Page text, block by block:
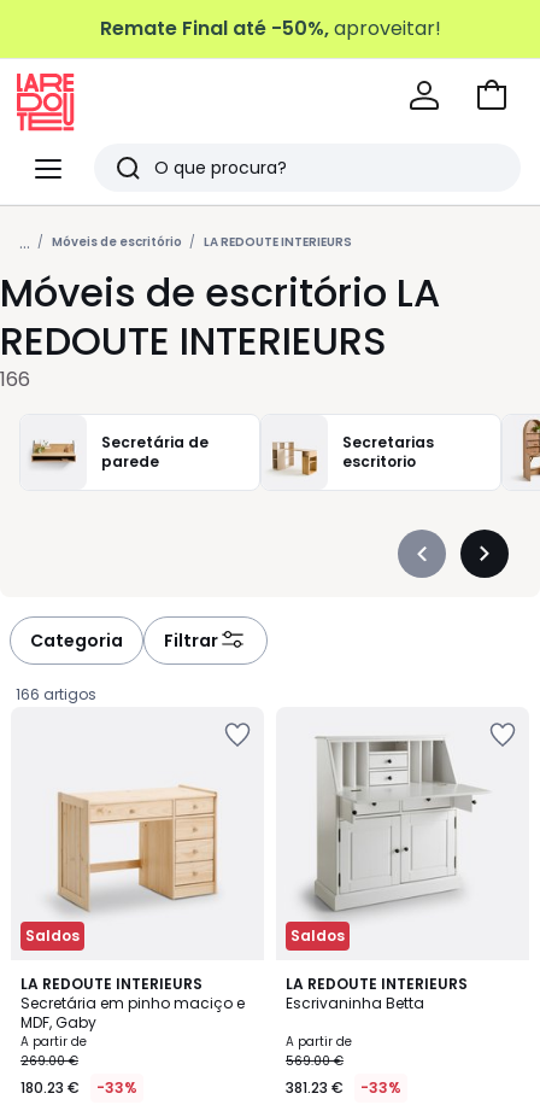
Remate Final até -50%,aproveitar!
Menu
Redoute
Pesquisar
Últimos
artigos
vistos
Ir
... Móveis de escritório LA REDOUTE INTERIEURS
Móveis de escritório LA
REDOUTE INTERIEURS
166
Secretária de
parede
Secretarias
escritorio
Précédent
Categoria Filtrar
166 artigos
Saldos
LA REDOUTE INTERIEURS
Secretária em pinho maciço e
MDF, Gaby
Preço
a
partir
A partir de
269.00 €
180.23 € -33%
3,9
/ 5
2
Cores
Saldos
LA REDOUTE INTERIEURS
Escrivaninha Betta
A partir de
569.00 €
381.23 € -33%
3,8
/ 5
2
Cores